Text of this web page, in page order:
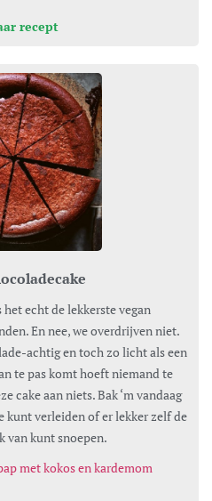
recept
En nee, we overdrijven niet.
achtig en toch zo licht als een
te pas komt hoeft niemand te
cake aan niets. Bak ‘m vandaag
kunt verleiden of er lekker zelf de
van kunt snoepen.
met kokos en kardemom